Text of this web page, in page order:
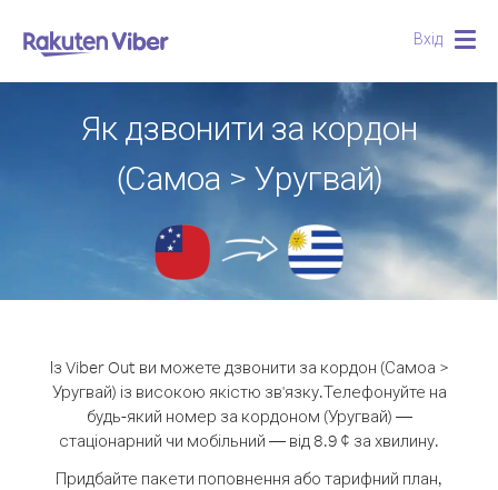
Вхід
Як дзвонити за кордон
(Самоа > Уругвай)
Із Viber Out ви можете дзвонити за кордон (Самоа >
Уругвай) із високою якістю зв'язку.Телефонуйте на
будь-який номер за кордоном (Уругвай) —
стаціонарний чи мобільний — від 8.9 ¢ за хвилину.
Придбайте пакети поповнення або тарифний план,